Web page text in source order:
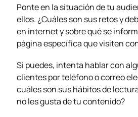
Ponte en la situación de tu
ellos. ¿Cuáles son sus retos y
en internet y sobre qué se
página específica que visiten
Si puedes, intenta hablar con
clientes por teléfono o correo
cuáles son sus hábitos de
no les gusta de tu contenido?